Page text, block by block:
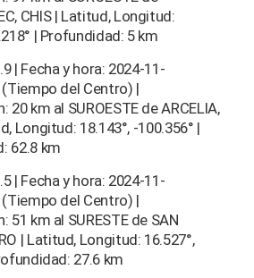
CHIS | Latitud, Longitud:
| Profundidad: 5 km
| Fecha y hora: 2024-11-
del Centro) |
20 km al SUROESTE de ARCELIA,
Longitud: 18.143°, -100.356° |
62.8 km
| Fecha y hora: 2024-11-
del Centro) |
51 km al SURESTE de SAN
| Latitud, Longitud: 16.527°,
27.6 km